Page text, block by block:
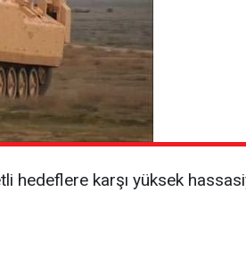
hedeflere karşı yüksek